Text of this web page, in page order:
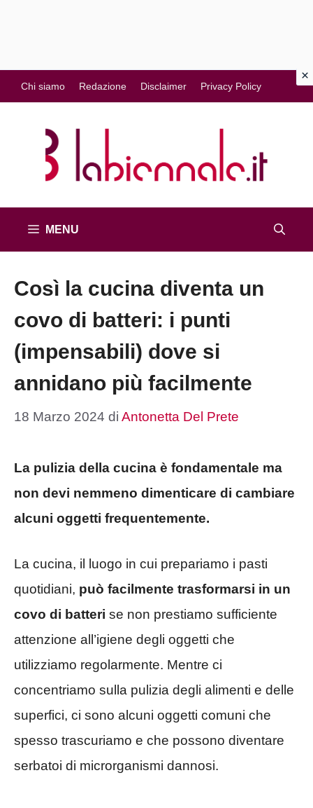
al
contenuto
Chi siamo Redazione Disclaimer Privacy Policy
MENU
Così la cucina diventa un
covo di batteri: i punti
(impensabili) dove si
annidano più facilmente
18 Marzo 2024 di Antonetta Del Prete
La pulizia della cucina è fondamentale ma
non devi nemmeno dimenticare di cambiare
alcuni oggetti frequentemente.
La cucina, il luogo in cui prepariamo i pasti
quotidiani, può facilmente trasformarsi in un
covo di batteri se non prestiamo sufficiente
attenzione all’igiene degli oggetti che
utilizziamo regolarmente. Mentre ci
concentriamo sulla pulizia degli alimenti e delle
superfici, ci sono alcuni oggetti comuni che
spesso trascuriamo e che possono diventare
serbatoi di microrganismi dannosi.